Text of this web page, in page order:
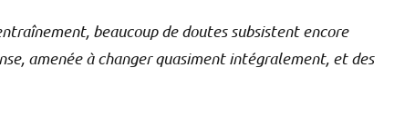
beaucoup de doutes subsistent encore
amenée à changer quasiment intégralement, et des